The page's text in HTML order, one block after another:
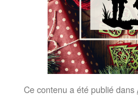
Ce contenu a été publié dans